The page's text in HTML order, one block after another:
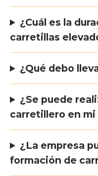
¿Cuál es la
carretillas
¿Qué debo
¿Se puede
carretillero en mi
¿La empresa
formación de